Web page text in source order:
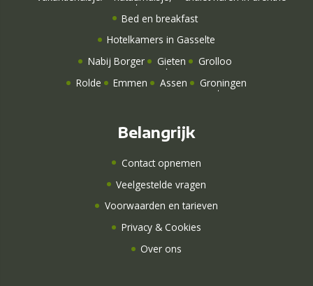
Bed en breakfast
Hotelkamers in Gasselte
Nabij Borger
Gieten
Grolloo
Rolde
Emmen Assen Groningen
Belangrijk
Contact opnemen
Veelgestelde vragen
Voorwaarden en tarieven
Privacy & Cookies
Over ons